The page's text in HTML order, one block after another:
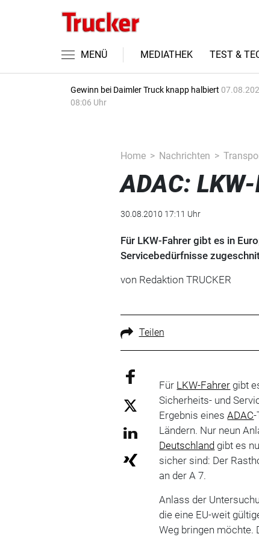
MENÜ MEDIATHEK TEST &
Gewinn bei Daimler Truck knapp halbiert
08:06 Uhr
Home Nachrichten
ADAC:
30.08.2010 17:11 Uhr
Für LKW-Fahrer gibt es in
Servicebedürfnisse
von Redaktion TRUCKER
Teilen
Für LKW-Fahrer gibt
Sicherheits- und
Ergebnis einesADAC
Ländern. Nur neun
Deutschland gibt es
sicher sind: Der
an der A 7.
Anlass der
die eine EU-weit
Weg bringen möchte.